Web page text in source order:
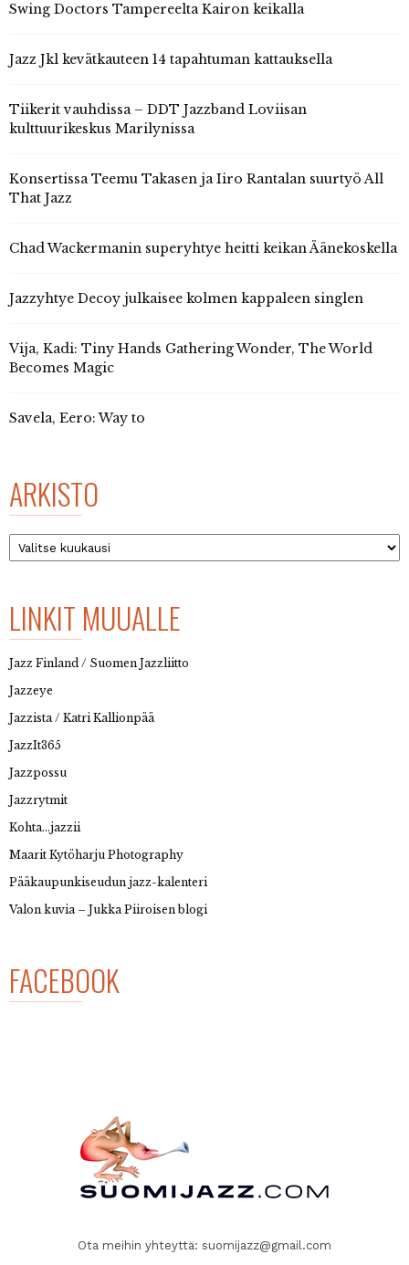
Swing Doctors Tampereelta Kairon keikalla
Jazz Jkl kevätkauteen 14 tapahtuman kattauksella
Tiikerit vauhdissa – DDT Jazzband Loviisan
kulttuurikeskus Marilynissa
Konsertissa Teemu Takasen ja Iiro Rantalan suurtyö All
That Jazz
Chad Wackermanin superyhtye heitti keikan Äänekoskella
Jazzyhtye Decoy julkaisee kolmen kappaleen singlen
Vija, Kadi: Tiny Hands Gathering Wonder, The World
Becomes Magic
Savela, Eero: Way to
ARKISTO
Arkisto
LINKIT MUUALLE
Jazz Finland / Suomen Jazzliitto
Jazzeye
Jazzista / Katri Kallionpää
JazzIt365
Jazzpossu
Jazzrytmit
Kohta…jazzii
Maarit Kytöharju Photography
Pääkaupunkiseudun jazz-kalenteri
Valon kuvia – Jukka Piiroisen blogi
FACEBOOK
Ota meihin yhteyttä: suomijazz@gmail.com